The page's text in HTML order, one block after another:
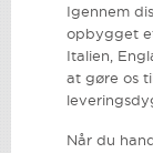
Igennem
opbygget
Italien,
at gøre os
Når du